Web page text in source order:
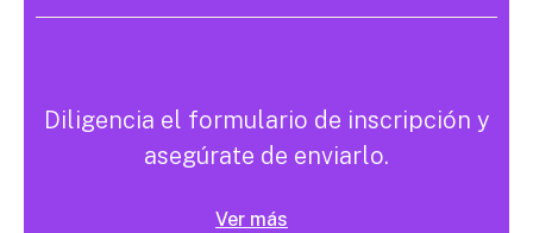
Diligencia el formulario de inscripción y
asegúrate de enviarlo.
Ver más